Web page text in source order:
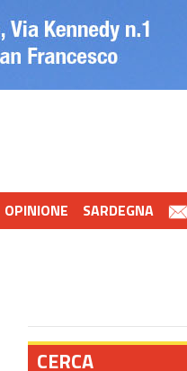
OPINIONE SARDEGNA
CERCA